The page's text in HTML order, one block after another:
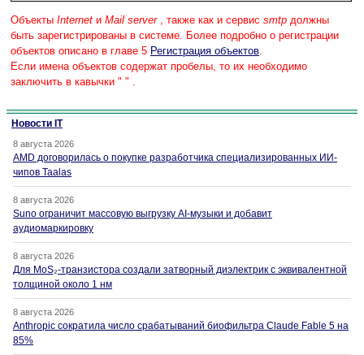
Объекты Internet и Mail server , также как и сервис smtp должны
быть зарегистрированы в системе. Более подробно о регистрации
объектов описано в главе 5 Регистрация объектов
Если имена объектов содержат пробелы, то их необходимо
заключить в кавычки " " .
Новости IT
8 августа 2026
AMD договорилась о покупке разработчика специализированных ИИ-
чипов Taalas
8 августа 2026
Suno ограничит массовую выгрузку AI-музыки и добавит
аудиомаркировку
8 августа 2026
Для MoS₂-транзистора создали затворный диэлектрик с эквивалентной
толщиной около 1 нм
8 августа 2026
Anthropic сократила число срабатываний биофильтра Claude Fable 5 на
85%